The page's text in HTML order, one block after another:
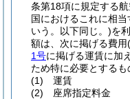
条第18項に規定する
国におけるこれに相
いう。以下同じ。)を
額は、次に掲げる費用(
1号に掲げる運賃に加
ため特に必要とするも
(1)
運賃
(2)
座席指定料金